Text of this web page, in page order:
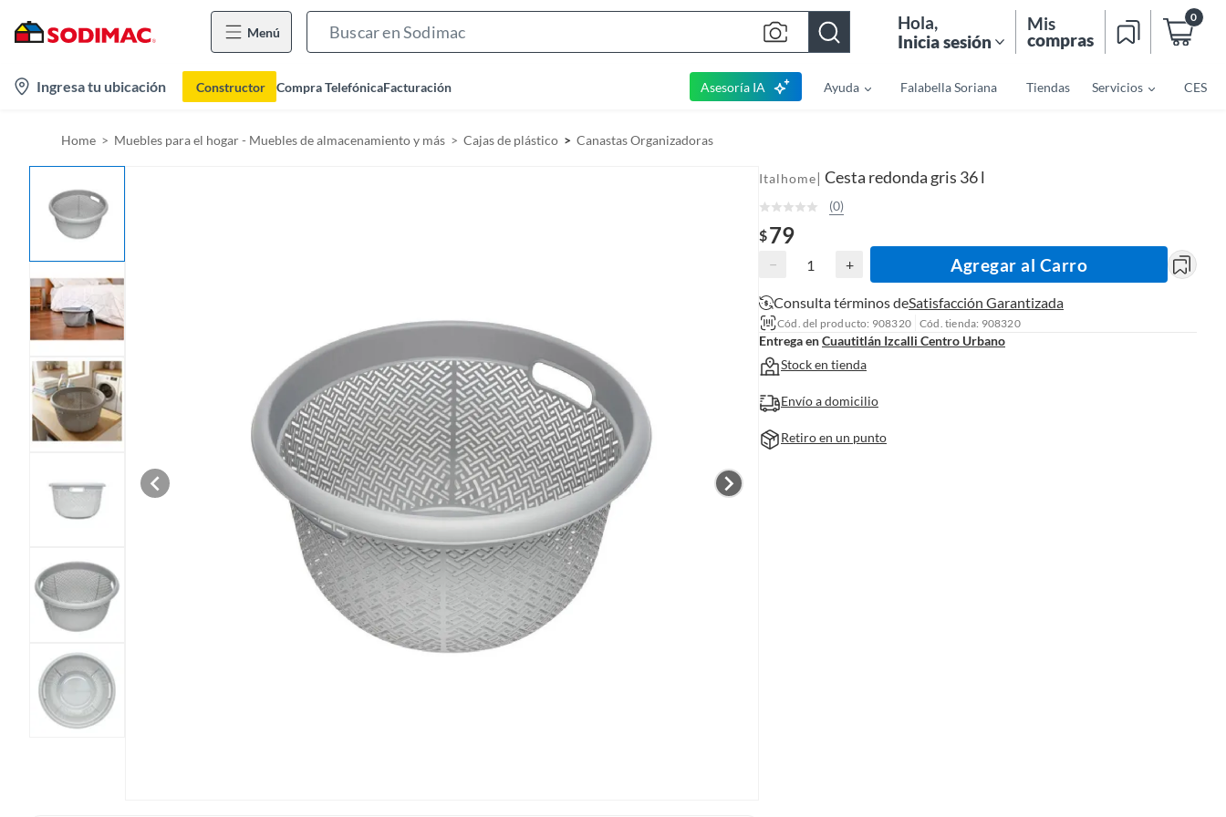
Menú
h
Hola,
Inicia sesión
Mis
compras
0
Ingresa tu ubicación Constructor Compra TelefónicaFacturación Asesoría IA Ayuda Falabella Soriana Tiendas Servicios CES
Home Muebles para el hogar - Muebles de almacenamiento y más Cajas de plástico Canastas Organizadoras
Italhome| Cesta redonda gris 36 l
(0)
$79
− + Agregar al Carro
Consulta términos deSatisfacción Garantizada
Cód. del producto: 908320 Cód. tienda: 908320
Entrega enCuautitlán Izcalli Centro Urbano
Stock en tienda
Envío a domicilio
Retiro en un punto